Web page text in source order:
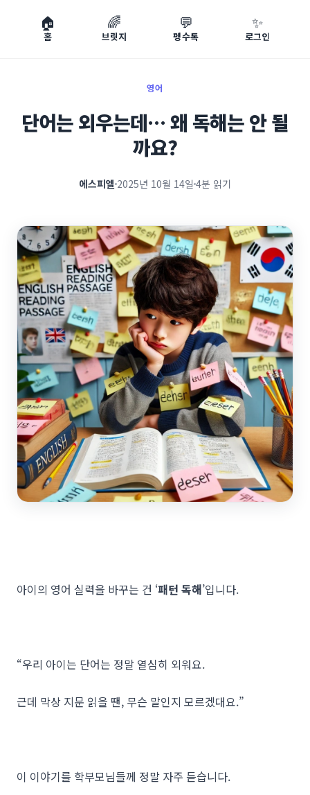
🏠
홈
🌈
브릿지
💬
펭수톡
✨
로그인
영어
단어는 외우는데… 왜 독해는 안 될
까요?
에스피엘 2025년 10월 14일 4분 읽기
아이의 영어 실력을 바꾸는 건 ‘패턴 독해’입니다.
“우리 아이는 단어는 정말 열심히 외워요.
근데 막상 지문 읽을 땐, 무슨 말인지 모르겠대요.”
이 이야기를 학부모님들께 정말 자주 듣습니다.